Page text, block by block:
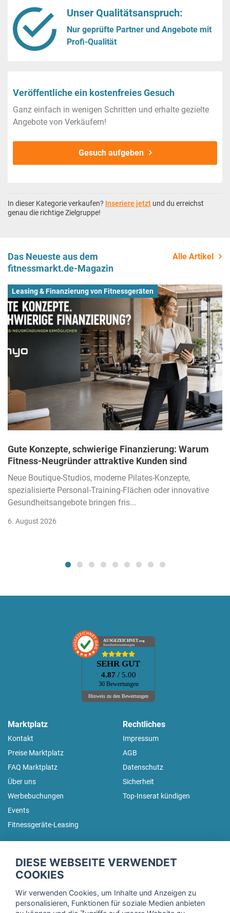
Unser Qualitätsanspruch:
Nur geprüfte Partner und Angebote mit
Profi-Qualität
Veröffentliche ein kostenfreies Gesuch
Ganz einfach in wenigen Schritten und erhalte gezielte
Angebote von Verkäufern!
Gesuch aufgeben
In dieser Kategorie verkaufen? Inseriere jetzt und du erreichst
genau die richtige Zielgruppe!
Das Neueste aus dem
fitnessmarkt.de-Magazin
Alle Artikel
Leasing & Finanzierung von Fitnessgeräten
Gute Konzepte, schwierige Finanzierung: Warum
Fitness-Neugründer attraktive Kunden sind
Neue Boutique-Studios, moderne Pilates-Konzepte,
spezialisierte Personal-Training-Flächen oder innovative
Gesundheitsangebote bringen fris...
6. August 2026
AUSGEZEICHNET.org
Kundenbewertungen
SEHR GUT
4.87 / 5.00
30 Bewertungen
Hinweis zu den Bewertungen
Marktplatz
Kontakt
Preise Marktplatz
FAQ Marktplatz
Über uns
Werbebuchungen
Events
Fitnessgeräte-Leasing
Rechtliches
Impressum
AGB
Datenschutz
Sicherheit
Top-Inserat kündigen
Trage dich hier für unseren Newsletter ein und erhalte regelmäßig
DIESE WEBSEITE VERWENDET
COOKIES
Wir verwenden Cookies, um Inhalte und Anzeigen zu
personalisieren, Funktionen für soziale Medien anbieten